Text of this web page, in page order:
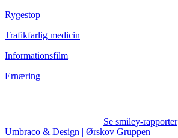
Rygestop
Trafikfarlig medicin
Informationsfilm
Ernæring
Se smiley-rapporter
Umbraco & Design | Ørskov Gruppen